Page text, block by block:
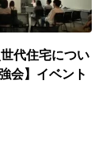
代住宅につい
会】イベント